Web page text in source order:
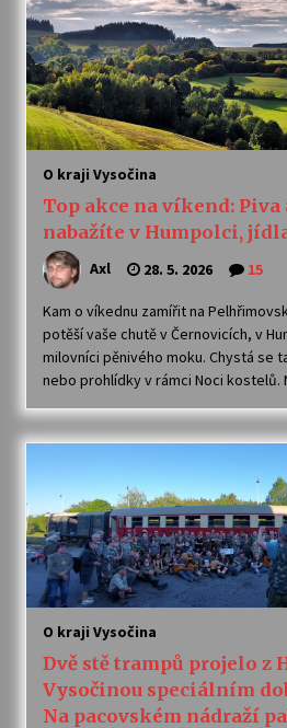
O kraji Vysočina
Top akce na víkend: Piva
nabažíte v Humpolci,
Axl 28. 5. 2026 15
Kam o víkednu zamířit na
potěší vaše chutě v Černovicích, v
milovníci pěnivého moku. Chystá se
nebo prohlídky v rámci Noci kostelů.
O kraji Vysočina
Dvě stě trampů projelo z
Vysočinou speciálním
Na pacovském nádraží